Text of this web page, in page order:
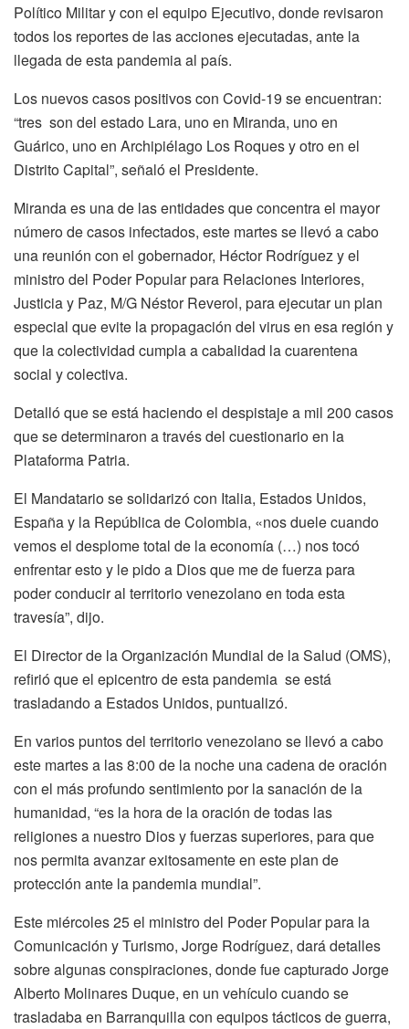
Político Militar y con el equipo Ejecutivo, donde revisaron
todos los reportes de las acciones ejecutadas, ante la
llegada de esta pandemia al país.
Los nuevos casos positivos con Covid-19 se encuentran:
“tres son del estado Lara, uno en Miranda, uno en
Guárico, uno en Archipiélago Los Roques y otro en el
Distrito Capital”, señaló el Presidente.
Miranda es una de las entidades que concentra el mayor
número de casos infectados, este martes se llevó a cabo
una reunión con el gobernador, Héctor Rodríguez y el
ministro del Poder Popular para Relaciones Interiores,
Justicia y Paz, M/G Néstor Reverol, para ejecutar un plan
especial que evite la propagación del virus en esa región y
que la colectividad cumpla a cabalidad la cuarentena
social y colectiva.
Detalló que se está haciendo el despistaje a mil 200 casos
que se determinaron a través del cuestionario en la
Plataforma Patria.
El Mandatario se solidarizó con Italia, Estados Unidos,
España y la República de Colombia, «nos duele cuando
vemos el desplome total de la economía (…) nos tocó
enfrentar esto y le pido a Dios que me de fuerza para
poder conducir al territorio venezolano en toda esta
travesía”, dijo.
El Director de la Organización Mundial de la Salud (OMS),
refirió que el epicentro de esta pandemia se está
trasladando a Estados Unidos, puntualizó.
En varios puntos del territorio venezolano se llevó a cabo
este martes a las 8:00 de la noche una cadena de oración
con el más profundo sentimiento por la sanación de la
humanidad, “es la hora de la oración de todas las
religiones a nuestro Dios y fuerzas superiores, para que
nos permita avanzar exitosamente en este plan de
protección ante la pandemia mundial”.
Este miércoles 25 el ministro del Poder Popular para la
Comunicación y Turismo, Jorge Rodríguez, dará detalles
sobre algunas conspiraciones, donde fue capturado Jorge
Alberto Molinares Duque, en un vehículo cuando se
trasladaba en Barranquilla con equipos tácticos de guerra,